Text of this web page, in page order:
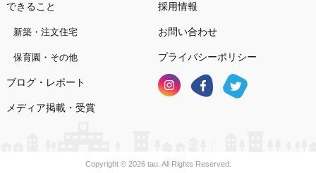
できること
新築・注文住宅
保育園・その他
ブログ・レポート
メディア掲載・受賞
採用情報
お問い合わせ
プライバシーポリシー
Copyright © 2026 tau. All Rights Reserved.